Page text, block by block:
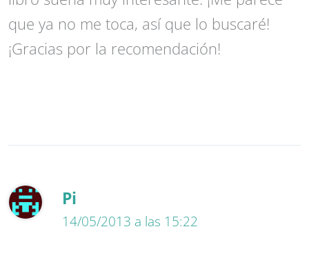
que ya no me toca, así que lo buscaré!
¡Gracias por la recomendación!
Pi
14/05/2013 a las 15:22